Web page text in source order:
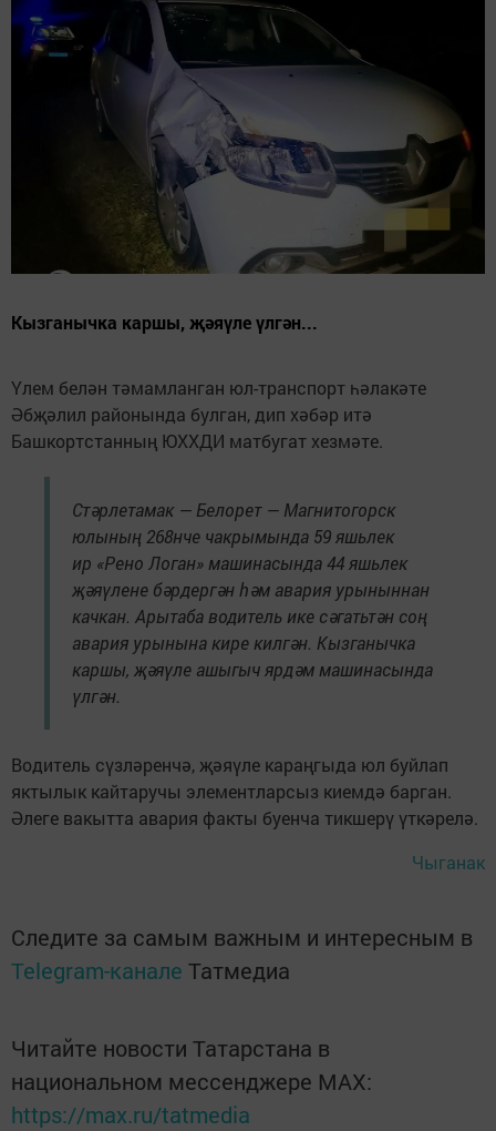
Кызганычка каршы, җәяүле үлгән...
Үлем белән тәмамланган юл-транспорт һәлакәте
Әбҗәлил районында булган, дип хәбәр итә
Башкортстанның ЮХХДИ матбугат хезмәте.
Стәрлетамак — Белорет — Магнитогорск
юлының 268нче чакрымында 59 яшьлек
ир «Рено Логан» машинасында 44 яшьлек
җәяүлене бәрдергән һәм авария урыныннан
качкан. Арытаба водитель ике сәгатьтән соң
авария урынына кире килгән. Кызганычка
каршы, җәяүле ашыгыч ярдәм машинасында
үлгән.
Водитель сүзләренчә, җәяүле караңгыда юл буйлап
яктылык кайтаручы элементларсыз киемдә барган.
Әлеге вакытта авария факты буенча тикшерү үткәрелә.
Чыганак
Следите за самым важным и интересным в
Telegram-канале Татмедиа
Читайте новости Татарстана в
национальном мессенджере MАХ:
https://max.ru/tatmedia